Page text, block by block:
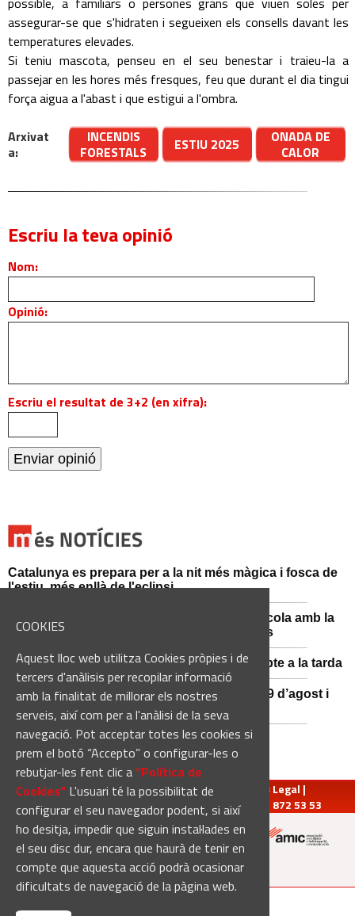
COOKIES
Aquest lloc web utilitza Cookies pròpies i de
tercers d'anàlisis per recopilar informació
amb la finalitat de millorar els nostres
serveis, així com per a l'anàlisi de la seva
navegació. Pot acceptar totes les cookies si
prem el botó “Accepto” o configurar-les o
rebutjar-les fent clic a“Política de
Cookies“ L'usuari té la possibilitat de
configurar el seu navegador podent, si així
ho desitja, impedir que siguin instal·lades en
el seu disc dur, encara que haurà de tenir en
compte que aquesta acció podrà ocasionar
dificultats de navegació de la pàgina web.
assegurar-se que s'hidraten i segueixen els consells davant les
temperatures elevades.
Si teniu mascota, penseu en el seu benestar i traieu-la a
passejar en les hores més fresques, feu que durant el dia tingui
força aigua a l'abast i que estigui a l'ombra.
Arxivat
a:
INCENDIS
FORESTALS
ESTIU 2025
ONADA DE
CALOR
Escriu la teva opinió
Nom:
Opinió:
Escriu el resultat de 3+2 (en xifra):
Catalunya es prepara per a la nit més màgica i fosca de
l'estiu, més enllà de l'eclipsi
Sant Fruitós posa en valor el patrimoni agrícola amb la
restauració i exposició de peces històriques
Es manté la previsió de pluges fortes dissabte a la tarda
El 3x3 de bàsquet de Solsona s’avança al 29 d’agost i
estrena premis en metàl·lic
redaccio@manresadiari.cat|Qui som Avís Legal |
Pompeu Fabra, 7-13, 08240-Manresa | Tel.: 93 872 53 53
Altres mitjans del grup: